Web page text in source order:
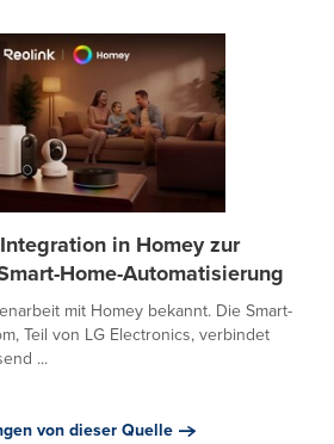
in Homey zur
Home-Automatisierung
mit Homey bekannt. Die Smart-
Teil von LG Electronics, verbindet
...
von dieser Quelle